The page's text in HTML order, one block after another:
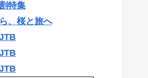
特集
、桜と旅へ